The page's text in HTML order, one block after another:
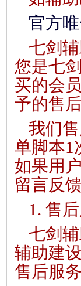
官方
七剑
您是七
买的会
予的售
我们
单脚本1
如果用
留言反馈
1. 售
七剑
辅助建
售后服